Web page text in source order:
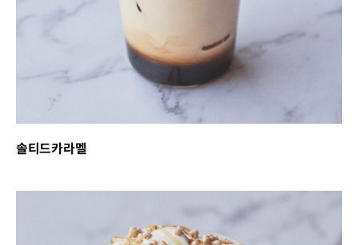
솔티드카라멜